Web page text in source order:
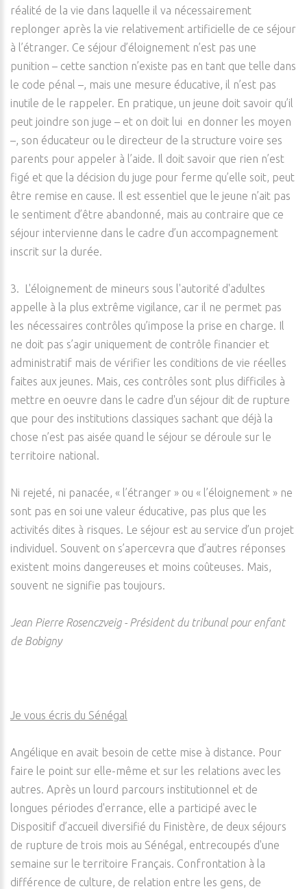
réalité de la vie dans laquelle il va nécessairement
replonger après la vie relativement artificielle de ce séjour
à l’étranger. Ce séjour d’éloignement n’est pas une
punition – cette sanction n’existe pas en tant que telle dans
le code pénal –, mais une mesure éducative, il n’est pas
inutile de le rappeler. En pratique, un jeune doit savoir qu’il
peut joindre son juge – et on doit lui en donner les moyen
–, son éducateur ou le directeur de la structure voire ses
parents pour appeler à l’aide. Il doit savoir que rien n’est
figé et que la décision du juge pour ferme qu’elle soit, peut
être remise en cause. Il est essentiel que le jeune n’ait pas
le sentiment d’être abandonné, mais au contraire que ce
séjour intervienne dans le cadre d’un accompagnement
inscrit sur la durée.
3. L'éloignement de mineurs sous l'autorité d'adultes
appelle à la plus extrême vigilance, car il ne permet pas
les nécessaires contrôles qu’impose la prise en charge. Il
ne doit pas s’agir uniquement de contrôle financier et
administratif mais de vérifier les conditions de vie réelles
faites aux jeunes. Mais, ces contrôles sont plus difficiles à
mettre en oeuvre dans le cadre d'un séjour dit de rupture
que pour des institutions classiques sachant que déjà la
chose n’est pas aisée quand le séjour se déroule sur le
territoire national.
Ni rejeté, ni panacée, « l’étranger » ou « l’éloignement » ne
sont pas en soi une valeur éducative, pas plus que les
activités dites à risques. Le séjour est au service d’un projet
individuel. Souvent on s’apercevra que d’autres réponses
existent moins dangereuses et moins coûteuses. Mais,
souvent ne signifie pas toujours.
Jean Pierre Rosenczveig - Président du tribunal pour enfant
de Bobigny
Je vous écris du Sénégal
Angélique en avait besoin de cette mise à distance. Pour
faire le point sur elle-même et sur les relations avec les
autres. Après un lourd parcours institutionnel et de
longues périodes d'errance, elle a participé avec le
Dispositif d’accueil diversifié du Finistère, de deux séjours
de rupture de trois mois au Sénégal, entrecoupés d'une
semaine sur le territoire Français. Confrontation à la
différence de culture, de relation entre les gens, de